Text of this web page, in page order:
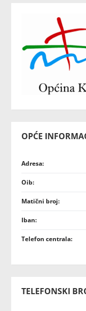
OPĆE
Adresa:
Oib:
Matični broj:
Iban:
Telefon centrala:
TELEFONSKI